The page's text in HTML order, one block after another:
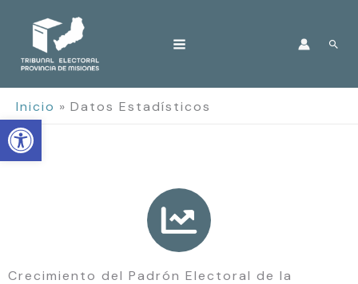
Open toolbar
contenido
Inicio Datos Estadísticos
Crecimiento del Padrón Electoral de la